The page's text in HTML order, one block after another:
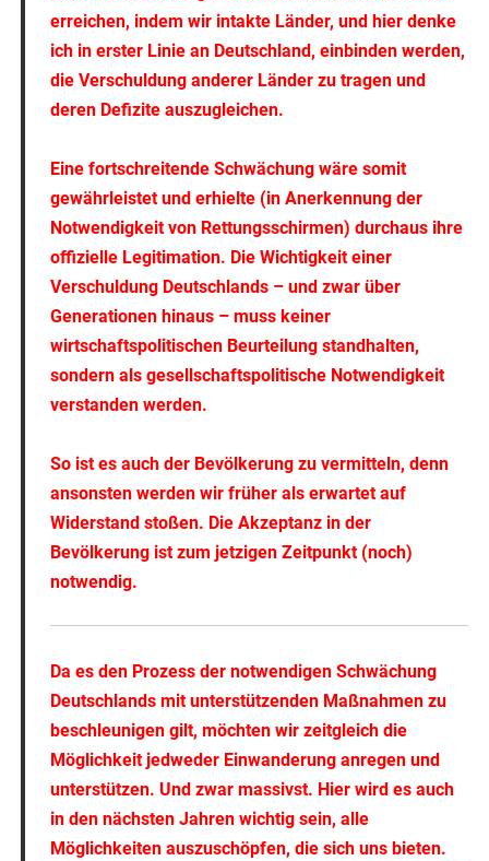
erreichen, indem wir intakte Länder, und hier denke
ich in erster Linie an Deutschland, einbinden werden,
die Verschuldung anderer Länder zu tragen und
deren Defizite auszugleichen.
Eine fortschreitende Schwächung wäre somit
gewährleistet und erhielte (in Anerkennung der
Notwendigkeit von Rettungsschirmen) durchaus ihre
offizielle Legitimation. Die Wichtigkeit einer
Verschuldung Deutschlands – und zwar über
Generationen hinaus – muss keiner
wirtschaftspolitischen Beurteilung standhalten,
sondern als gesellschaftspolitische Notwendigkeit
verstanden werden.
So ist es auch der Bevölkerung zu vermitteln, denn
ansonsten werden wir früher als erwartet auf
Widerstand stoßen. Die Akzeptanz in der
Bevölkerung ist zum jetzigen Zeitpunkt (noch)
notwendig.
Da es den Prozess der notwendigen Schwächung
Deutschlands mit unterstützenden Maßnahmen zu
beschleunigen gilt, möchten wir zeitgleich die
Möglichkeit jedweder Einwanderung anregen und
unterstützen. Und zwar massivst. Hier wird es auch
in den nächsten Jahren wichtig sein, alle
Möglichkeiten auszuschöpfen, die sich uns bieten.